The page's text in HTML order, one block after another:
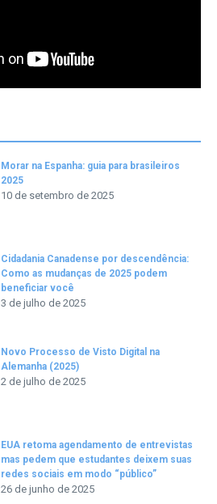
Morar na Espanha: guia para brasileiros
2025
10 de setembro de 2025
Cidadania Canadense por descendência:
Como as mudanças de 2025 podem
beneficiar você
3 de julho de 2025
Novo Processo de Visto Digital na
Alemanha (2025)
2 de julho de 2025
EUA retoma agendamento de entrevistas
mas pedem que estudantes deixem suas
redes sociais em modo “público”
26 de junho de 2025